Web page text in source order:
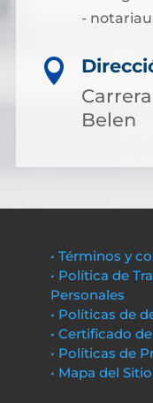
-

Belen
• Términos y
• Política de
Personales
• Políticas de
• Certificado
• Políticas de
• Mapa del Sitio